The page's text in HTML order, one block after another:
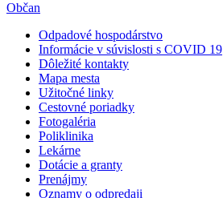
Občan
Odpadové hospodárstvo
Informácie v súvislosti s COVID 19
Dôležité kontakty
Mapa mesta
Užitočné linky
Cestovné poriadky
Fotogaléria
Poliklinika
Lekárne
Dotácie a granty
Prenájmy
Oznamy o odpredaji